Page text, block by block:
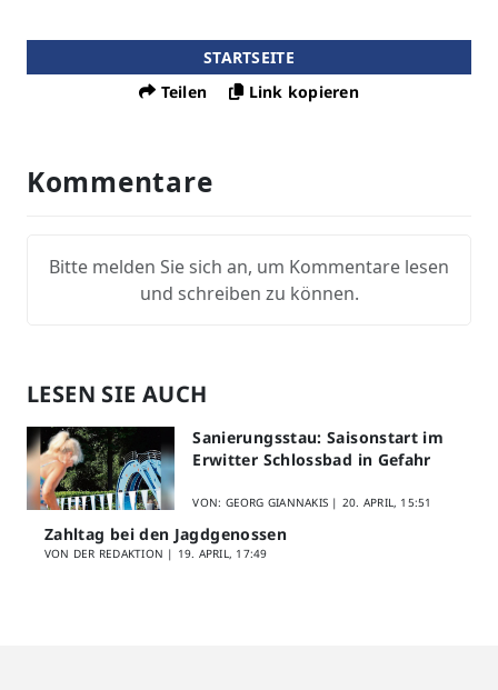
STARTSEITE
Teilen
Link kopieren
Kommentare
Bitte melden Sie sich an, um Kommentare lesen
und schreiben zu können.
LESEN SIE AUCH
Sanierungsstau: Saisonstart im
Erwitter Schlossbad in Gefahr
VON: GEORG GIANNAKIS | 20. APRIL, 15:51
Zahltag bei den Jagdgenossen
VON DER REDAKTION | 19. APRIL, 17:49